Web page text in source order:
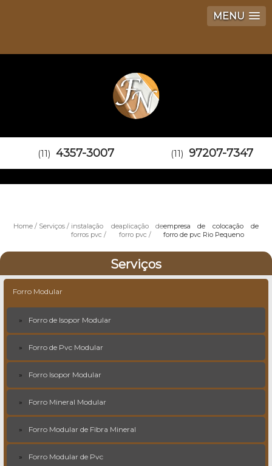
MENU
(11) 4357-3007 (11) 97207-7347
Home Serviços
instalação de
forros pvc
aplicação de
forro pvc
empresa de colocação de
forro de pvc Rio Pequeno
Serviços
Forro Modular
Forro de Isopor Modular
Forro de Pvc Modular
Forro Isopor Modular
Forro Mineral Modular
Forro Modular de Fibra Mineral
Forro Modular de Pvc